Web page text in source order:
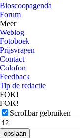
Bioscoopagenda
Forum
Meer
Weblog
Fotoboek
Prijsvragen
Contact
Colofon
Feedback
Tip de redactie
FOK!
FOK!
Scrollbar gebruiken
opslaan